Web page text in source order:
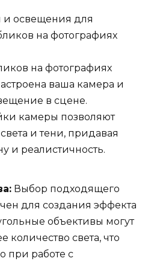
на фотографиях
ваша камера и
в сцене.
камеры позволяют
и тени, придавая
и реалистичность.
Выбор подходящего
для создания эффекта
объективы могут
количество света, что
при работе с